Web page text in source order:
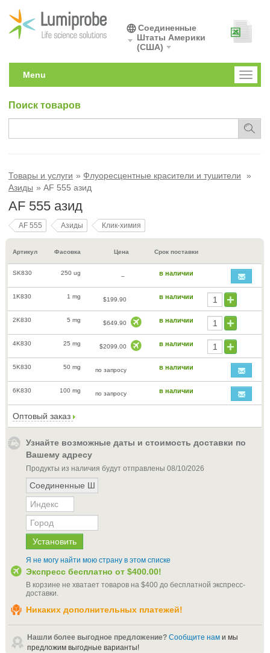
Соединенные
Штаты Америки
(США)
Toggle
Menu
Поиск товаров
Товары и услуги
Флуоресцентные красители и тушители
Азиды
AF 555 азид
AF 555 азид
AF 555 Азиды Клик-химия
Артикул Фасовка Цена Срок поставки
SK830 250 ug – в наличии
1K830 1 mg $199.90 в наличии
2K830 5 mg $649.90 в наличии
4K830 25 mg $2099.00 в наличии
5K830 50 mg по запросу в наличии
6K830 100 mg по запросу в наличии
Оптовый заказ
Узнайте возможные даты и стоимость доставки по
Вашему адресу
Продукты из наличия будут отправлены 08/10/2026
Я не могу найти мою страну в этом списке
Экспресс бесплатно от $400.00!
В корзине не хватает товаров на $400 до бесплатной экспресс-
доставки.
Никаких дополнительных платежей!
Нашли более выгодное предложение? Сообщите нам и мы
предложим выгодные варианты!